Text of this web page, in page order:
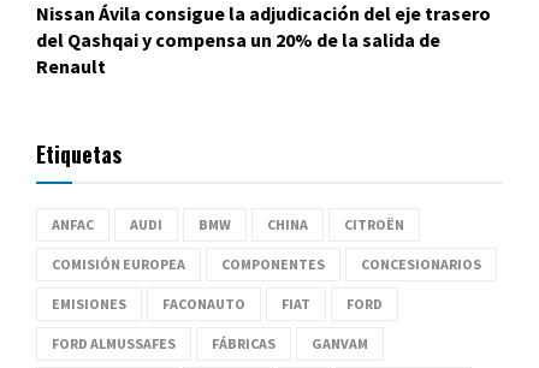
Nissan Ávila consigue la adjudicación del eje trasero
del Qashqai y compensa un 20% de la salida de
Renault
Etiquetas
ANFAC AUDI BMW CHINA CITROËN
COMISIÓN EUROPEA COMPONENTES CONCESIONARIOS
EMISIONES FACONAUTO FIAT FORD
FORD ALMUSSAFES FÁBRICAS GANVAM